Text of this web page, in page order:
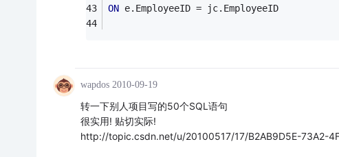
ON e.EmployeeID = jc.EmployeeID
wapdos 2010-09-19
转一下别人项目写的50个SQL语句
很实用! 贴切实际!
http://topic.csdn.net/u/20100517/17/B2AB9D5E-73A2-